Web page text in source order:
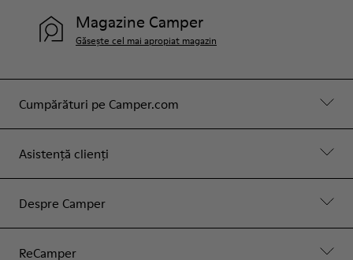
Cumpărături pe Camper.com
Asistență clienți
Despre Camper
ReCamper
Magazine Camper
Găsește cel mai apropiat magazin